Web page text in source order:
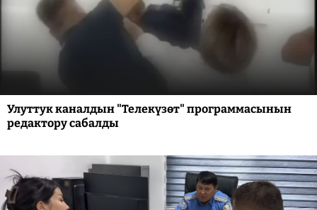
Улуттук каналдын "Телекүзөт" программасынын
редактору сабалды